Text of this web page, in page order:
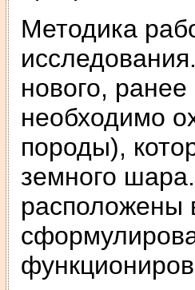
Методика
нового,
необходимо
породы),
земного
расположены